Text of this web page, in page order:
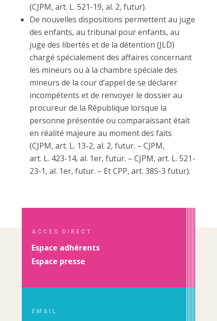
(CJPM, art. L. 521-19, al. 2, futur).
De nouvelles dispositions permettent au juge
des enfants, au tribunal pour enfants, au
juge des libertés et de la détention (JLD)
chargé spécialement des affaires concernant
les mineurs ou à la chambre spéciale des
mineurs de la cour d’appel de se déclarer
incompétents et de renvoyer le dossier au
procureur de la République lorsque la
personne présentée ou comparaissant était
en réalité majeure au moment des faits
(CJPM, art. L. 13-2, al. 2, futur. – CJPM,
art. L. 423-14, al. 1er, futur. – CJPM, art. L. 521-
23-1, al. 1er, futur. – Et CPP, art. 385-3 futur).
ACCES DIRECT
Espace adhérents
Espace presse
EMAIL